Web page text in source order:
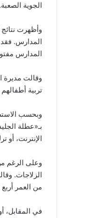
الجوية الصعبة.
المدارس.
المدارس
وقالت مديرة
تربية
وبحسب
بـ«عطلة
الإنترنت، أو
وعلى الرغم
الزلاجات.
من العمر